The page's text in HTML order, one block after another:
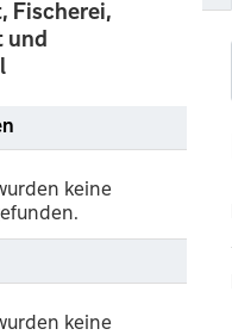
Fischerei,
und
keine
keine